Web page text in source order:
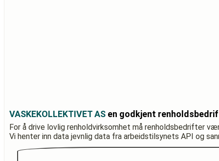
VASKEKOLLEKTIVET AS en godkjent
For å drive lovlig renholdvirksomhet må renholdsbedrifter
Vi henter inn data jevnlig data fra arbeidstilsynets API og